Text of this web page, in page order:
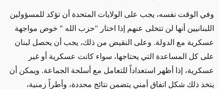
وفي الوقت نفسه، يجب على الولايات المتحدة أن تؤكد للمسؤولين
اللبنانيين أنها لن تتخلى عنهم إذا اختار "حزب الله " خوض مواجهة
عسكرية مع الدولة. وعلى النقيض من ذلك، يجب أن يحصل لبنان
على كل المساعدة التي يحتاجها، سواء كانت عسكرية أو غير
عسكرية، إذا أظهر استعداداً للتعامل مع أسلحة الجماعة. ويمكن أن
يتخذ ذلك شكل اتفاق أمني يتضمن نتائج محددة، وأطراً زمنية،